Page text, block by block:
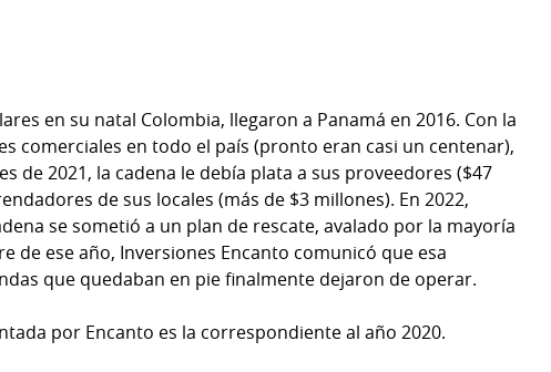
en su natal Colombia, llegaron a Panamá en 2016. Con la
comerciales en todo el país (pronto eran casi un centenar),
de 2021, la cadena le debía plata a sus proveedores ($47
de sus locales (más de $3 millones). En 2022,
se sometió a un plan de rescate, avalado por la mayoría
de ese año, Inversiones Encanto comunicó que esa
que quedaban en pie finalmente dejaron de operar.
por Encanto es la correspondiente al año 2020.